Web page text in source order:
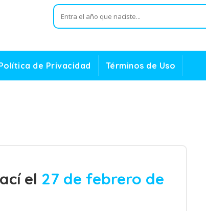
de Privacidad Términos de Uso
el 27 de febrero de